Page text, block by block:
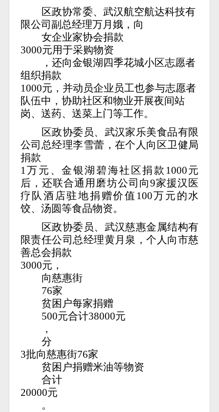
区政协常委、武汉航空航达科技有
限公司副总经理万月娥，向
女企业家协会捐款
3000元用于采购物资
，还向金银湖四季花城小区志愿者
组织捐款
1000元，并动员企业员工也参与志愿者
队伍中，协助社区和物业开展夜间站
岗、送药、送菜上门等工作。
区政协委员、武汉家乐美食品有限
公司总经理李雪蕾，在个人向区卫健局
捐款
1万元、金银湖碧海社区捐款1000元
后，还联合通用磨坊公司向9家援汉医
疗队酒店驻地捐赠价值100万元的水
饺、汤圆等食品物资。
区政协委员、武汉慈惠金属结构有
限责任公司总经理黄月泉，个人向市慈
善总会捐款
3000元，
向慈惠街
76家
贫困户每家捐赠
500元合计38000元
，
分
3批向慈惠街76家
贫困户捐赠米油等物资
合计
20000元
。